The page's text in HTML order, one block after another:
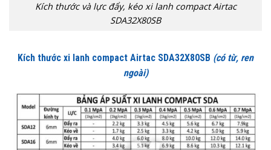
Kích thước và lực đẩy, kéo xi lanh compact Airtac
SDA32X80SB
Kích thước xi lanh compact Airtac SDA32X80SB (có từ, ren
ngoài)